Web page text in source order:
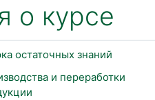
о курсе
остаточных знаний
и переработки